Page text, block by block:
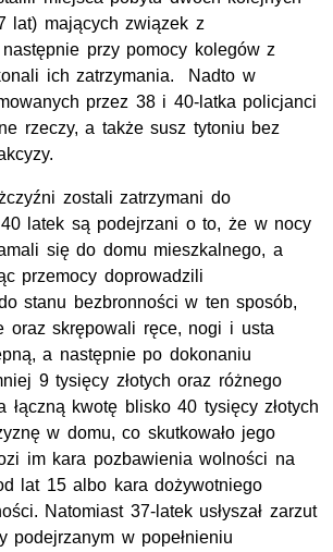
lat) mających związek z
przy pomocy kolegów z
ich zatrzymania. Nadto w
przez 38 i 40-latka policjanci
rzeczy, a także susz tytoniu bez
zostali zatrzymani do
latek są podejrzani o to, że w nocy
się do domu mieszkalnego, a
przemocy doprowadzili
stanu bezbronności w ten sposób,
oraz skrępowali ręce, nogi i usta
a następnie po dokonaniu
9 tysięcy złotych oraz różnego
łączną kwotę blisko 40 tysięcy złotych
w domu, co skutkowało jego
im kara pozbawienia wolności na
lat 15 albo kara dożywotniego
Natomiast 37-latek usłyszał zarzut
podejrzanym w popełnieniu